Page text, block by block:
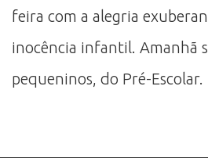
feira com a alegria
inocência infantil. Amanhã
pequeninos, do Pré-Escolar.